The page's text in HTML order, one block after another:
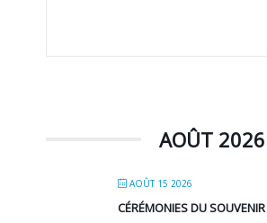
AOÛT 2026
AOÛT 15 2026
CÉRÉMONIES DU SOUVENIR